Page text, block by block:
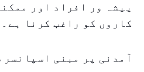
پیشہ ور افراد اور
کاروں کو راغب کرنا ہے۔
آمدنی پر مبنی اسپانسر